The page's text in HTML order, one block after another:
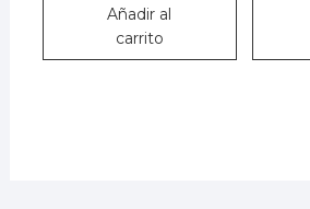
Añadir al
carrito